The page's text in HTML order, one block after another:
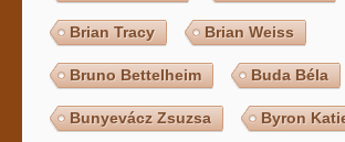
Brian Tracy Brian Weiss
Bruno Bettelheim Buda Béla
Bunyevácz Zsuzsa Byron